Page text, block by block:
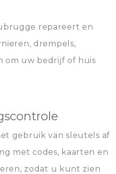
repareert en
drempels,
om uw bedrijf of huis
gebruik van sleutels af
met codes, kaarten en
zodat u kunt zien